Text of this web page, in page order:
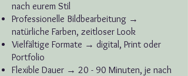
nach eurem Stil
Professionelle Bildbearbeitung →
natürliche Farben, zeitloser Look
Vielfältige Formate → digital, Print oder
Portfolio
Flexible Dauer → 20 - 90 Minuten, je nach